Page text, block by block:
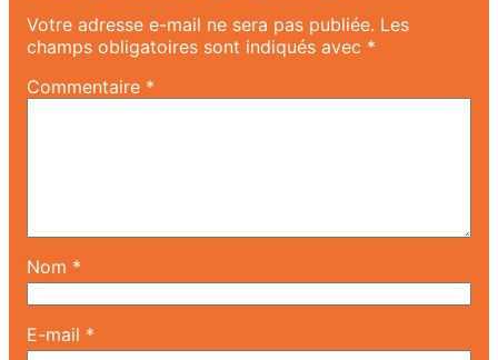
Votre adresse e-mail ne sera pas publiée. Les
champs obligatoires sont indiqués avec *
Commentaire *
Nom *
E-mail *